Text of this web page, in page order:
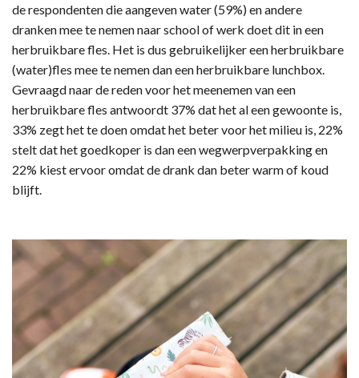
de respondenten die aangeven water (59%) en andere
dranken mee te nemen naar school of werk doet dit in een
herbruikbare fles. Het is dus gebruikelijker een herbruikbare
(water)fles mee te nemen dan een herbruikbare lunchbox.
Gevraagd naar de reden voor het meenemen van een
herbruikbare fles antwoordt 37% dat het al een gewoonte is,
33% zegt het te doen omdat het beter voor het milieu is, 22%
stelt dat het goedkoper is dan een wegwerpverpakking en
22% kiest ervoor omdat de drank dan beter warm of koud
blijft.